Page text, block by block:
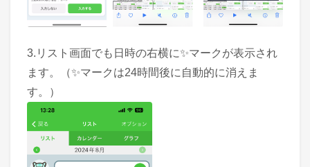
3.リスト画面でも日時の右横に✨マークが表示され
ます。（✨マークは24時間後に自動的に消えま
す。）